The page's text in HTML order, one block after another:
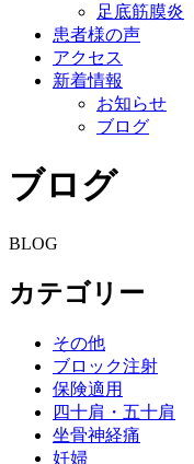
足底筋膜炎
患者様の声
アクセス
新着情報
お知らせ
ブログ
ブログ
BLOG
カテゴリー
その他
ブロック注射
保険適用
四十肩・五十肩
坐骨神経痛
妊婦